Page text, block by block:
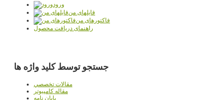
ورود
فایلهای من
فاکتورهای من
راهنمای دریافت محصول
جستجو توسط کلید واژه ها
مقالات تخصصي
مقاله کامپیوتر
پایان نامه